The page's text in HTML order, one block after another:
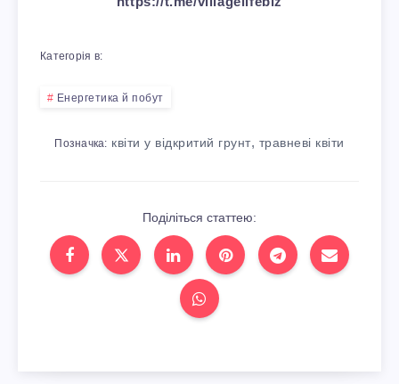
Категорія в:
Енергетика й побут
Позначка: квіти у відкритий грунт, травневі квіти
Поділіться статтею: